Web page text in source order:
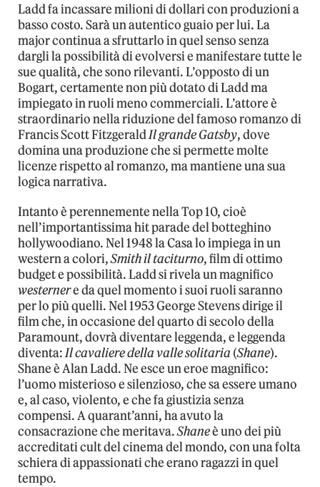
Ladd fa incassare milioni di dollari con produzioni a
basso costo. Sarà un autentico guaio per lui. La
major continua a sfruttarlo in quel senso senza
dargli la possibilità di evolversi e manifestare tutte le
sue qualità, che sono rilevanti. L’opposto di un
Bogart, certamente non più dotato di Ladd ma
impiegato in ruoli meno commerciali. L’attore è
straordinario nella riduzione del famoso romanzo di
Francis Scott FitzgeraldIl grande Gatsby, dove
domina una produzione che si permette molte
licenze rispetto al romanzo, ma mantiene una sua
logica narrativa.
Intanto è perennemente nella Top 10, cioè
nell’importantissima hit parade del botteghino
hollywoodiano. Nel 1948 la Casa lo impiega in un
western a colori,Smith il taciturno, film di ottimo
budget e possibilità. Ladd si rivela un magnifico
westernere da quel momento i suoi ruoli saranno
per lo più quelli. Nel 1953 George Stevens dirige il
film che, in occasione del quarto di secolo della
Paramount, dovrà diventare leggenda, e leggenda
diventa:Il cavaliere della valle solitaria (Shane).
Shane è Alan Ladd. Ne esce un eroe magnifico:
l’uomo misterioso e silenzioso, che sa essere umano
e, al caso, violento, e che fa giustizia senza
compensi. A quarant’anni, ha avuto la
consacrazione che meritava.Shaneè uno dei più
accreditati cult del cinema del mondo, con una folta
schiera di appassionati che erano ragazzi in quel
tempo.